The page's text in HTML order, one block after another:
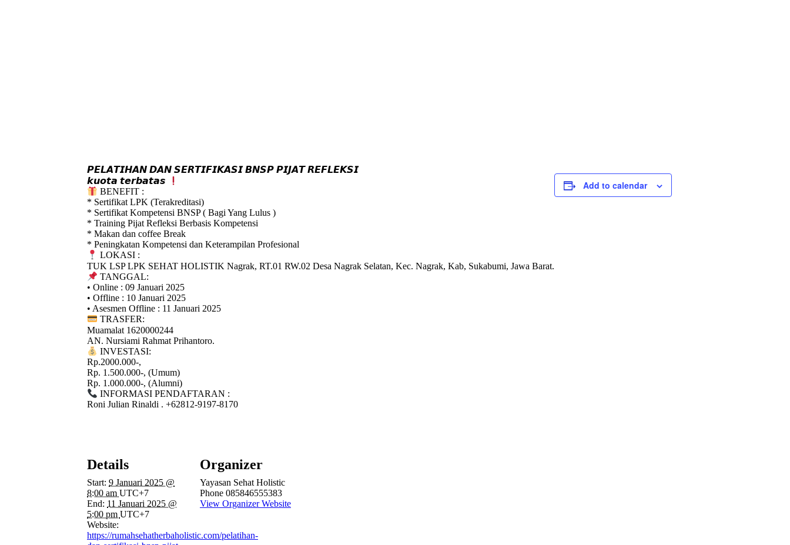
𝙋𝙀𝙇𝘼𝙏𝙄𝙃𝘼𝙉 𝘿𝘼𝙉 𝙎𝙀𝙍𝙏𝙄𝙁𝙄𝙆𝘼𝙎𝙄 𝘽𝙉𝙎𝙋 𝙋𝙄𝙅𝘼𝙏 𝙍𝙀𝙁𝙇𝙀𝙆𝙎𝙄
𝙠𝙪𝙤𝙩𝙖 𝙩𝙚𝙧𝙗𝙖𝙩𝙖𝙨
BENEFIT :
* Sertifikat LPK (Terakreditasi)
* Sertifikat Kompetensi BNSP ( Bagi Yang Lulus )
* Training Pijat Refleksi Berbasis Kompetensi
* Makan dan coffee Break
* Peningkatan Kompetensi dan Keterampilan Profesional
LOKASI :
TUK LSP LPK SEHAT HOLISTIK Nagrak, RT.01 RW.02 Desa Nagrak Selatan, Kec. Nagrak, Kab, Sukabumi, Jawa Barat.
TANGGAL:
• Online : 09 Januari 2025
• Offline : 10 Januari 2025
• Asesmen Offline : 11 Januari 2025
TRASFER:
Muamalat 1620000244
AN. Nursiami Rahmat Prihantoro.
INVESTASI:
Rp.2000.000-,
Rp. 1.500.000-, (Umum)
Rp. 1.000.000-, (Alumni)
INFORMASI PENDAFTARAN :
Roni Julian Rinaldi . +62812-9197-8170
Add to calendar
Details
Start: 9 Januari 2025 @
8:00 am UTC+7
End: 11 Januari 2025 @
5:00 pm UTC+7
Website:
https://rumahsehatherbaholistic.com/pelatihan-
Organizer
Yayasan Sehat Holistic
Phone 085846555383
View Organizer Website